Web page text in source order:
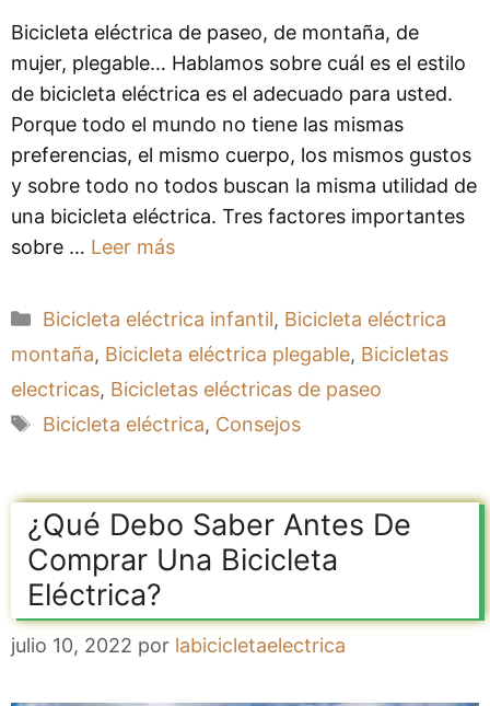
Bicicleta eléctrica de paseo, de montaña, de
mujer, plegable… Hablamos sobre cuál es el estilo
de bicicleta eléctrica es el adecuado para usted.
Porque todo el mundo no tiene las mismas
preferencias, el mismo cuerpo, los mismos gustos
y sobre todo no todos buscan la misma utilidad de
una bicicleta eléctrica. Tres factores importantes
sobre … Leer más
Categorías
Bicicleta eléctrica infantil, Bicicleta eléctrica
montaña, Bicicleta eléctrica plegable, Bicicletas
electricas, Bicicletas eléctricas de paseo
Etiquetas
Bicicleta eléctrica, Consejos
¿Qué Debo Saber Antes De
Comprar Una Bicicleta
Eléctrica?
julio 10, 2022 por labicicletaelectrica